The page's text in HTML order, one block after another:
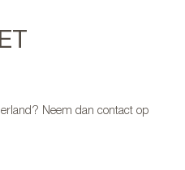
Neem dan contact op